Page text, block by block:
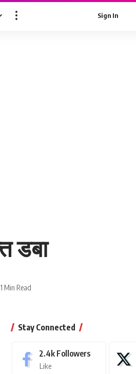
Sign In
डबा
1 Min Read
Stay Connected
2.4k Followers
Like